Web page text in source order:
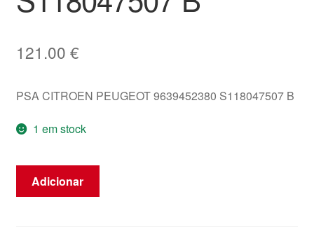
121.00 €
PSA CITROEN PEUGEOT 9639452380 S118047507 B
1 em stock
Quantidade
Adicionar